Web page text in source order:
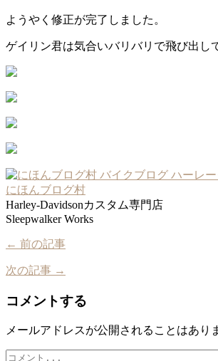
ようやく修正が完了しました。
ゲイリン君は気合いバリバリで飛び出し
にほんブログ村
Harley-Davidsonカスタム専門店
Sleepwalker Works
← 前の記事
次の記事 →
コメントする
メールアドレスが公開されることはあり